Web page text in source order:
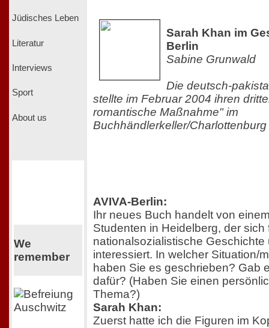
Jüdisches Leben
Literatur
Interviews
Sport
About us
We
remember
Sarah Khan im
Berlin
Sabine Grunwald
Die deutsch-
stellte im Februar 2004 ihren
romantische Maßnahme" im
Buchhändlerkeller/Charlottenburg
AVIVA-Berlin:
Ihr neues Buch handelt von
Studenten in Heidelberg, der sich
nationalsozialistische
interessiert. In welcher Situation/
haben Sie es geschrieben? Gab
dafür? (Haben Sie einen
Thema?)
Sarah Khan:
Zuerst hatte ich die Figuren im